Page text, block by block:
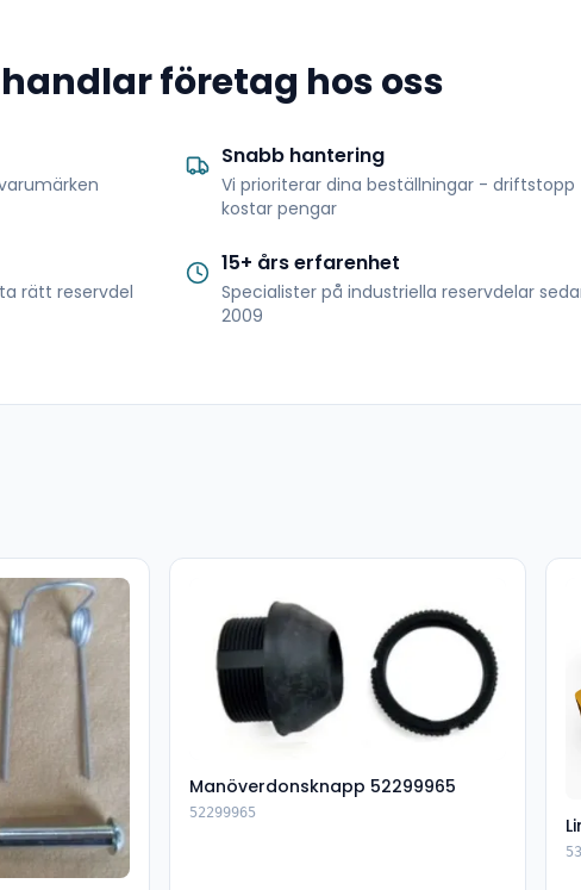
företag hos oss
Snabb hantering
Vi prioriterar dina beställningar - driftstopp
kostar pengar
rätt reservdel
15+ års erfarenhet
Specialister på industriella reservdelar
2009
Manöverdonsknapp 52299965
52299965